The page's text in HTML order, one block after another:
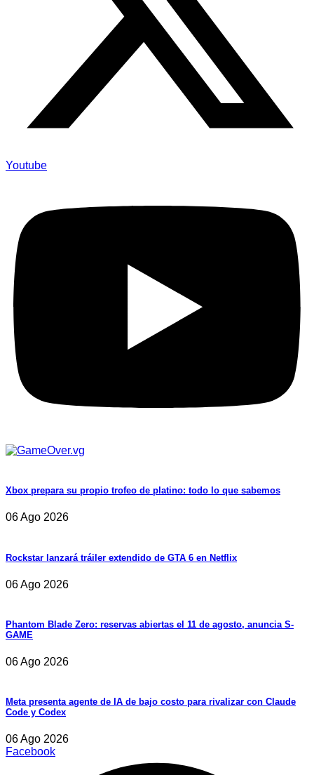
Youtube
Xbox prepara su propio trofeo de platino: todo lo que sabemos
06 Ago 2026
Rockstar lanzará tráiler extendido de GTA 6 en Netflix
06 Ago 2026
Phantom Blade Zero: reservas abiertas el 11 de agosto, anuncia S-
GAME
06 Ago 2026
Meta presenta agente de IA de bajo costo para rivalizar con Claude
Code y Codex
06 Ago 2026
Facebook